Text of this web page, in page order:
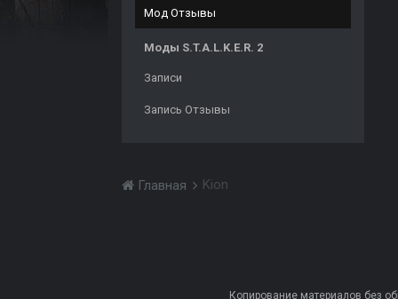
Мод Отзывы
Моды S.T.A.L.K.E.R. 2
Записи
Запись Отзывы
Главная Kion
Копирование материалов без